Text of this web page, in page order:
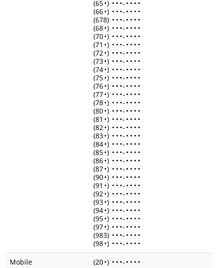
(65•) • • •- • • • •
(66•) • • •- • • • •
(678) • • •- • • • •
(68•) • • •- • • • •
(70•) • • •- • • • •
(71 •) • • •- • • • •
(72•) • • •- • • • •
(73•) • • •- • • • •
(74•) • • •- • • • •
(75•) • • •- • • • •
(76•) • • •- • • • •
(77•) • • •- • • • •
(78•) • • •- • • • •
(80•) • • •- • • • •
(81 •) • • •- • • • •
(82•) • • •- • • • •
(83•) • • •- • • • •
(84•) • • •- • • • •
(85•) • • •- • • • •
(86•) • • •- • • • •
(87•) • • •- • • • •
(90•) • • •- • • • •
(91 •) • • •- • • • •
(92•) • • •- • • • •
(93•) • • •- • • • •
(94•) • • •- • • • •
(95•) • • •- • • • •
(97•) • • •- • • • •
(983) • • •- • • • •
(98•) • • •- • • • •
Mobile
(20•) • • •- • • • •